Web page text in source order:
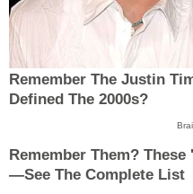
Remember The Justin
Defined The 2000s?
Remember Them?
—See The Complete List